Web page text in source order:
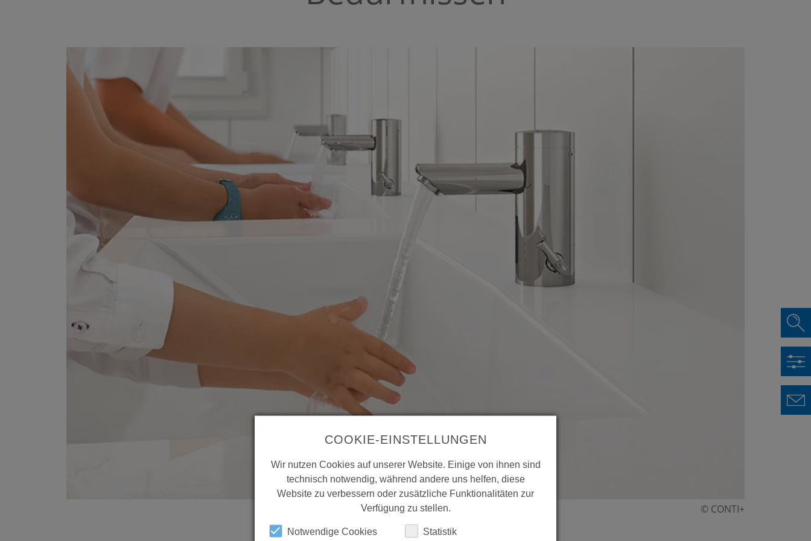
© CONTI+
COOKIE-EINSTELLUNGEN
Wir nutzen Cookies auf unserer Website. Einige von ihnen sind
technisch notwendig, während andere uns helfen, diese
Website zu verbessern oder zusätzliche Funktionalitäten zur
Verfügung zu stellen.
Notwendige Cookies Statistik